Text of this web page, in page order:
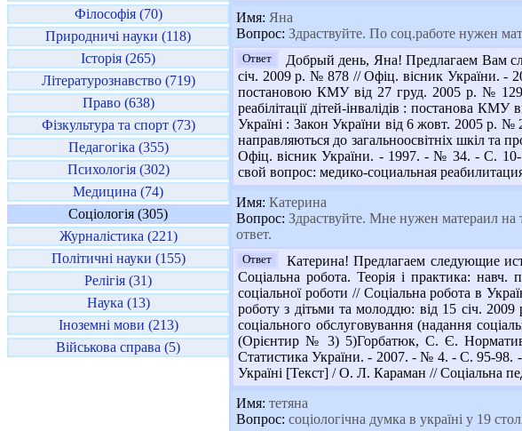
Філософія (70)
Природничі науки (118)
Історія (265)
Літературознавство (719)
Право (638)
Фізкультура та спорт (73)
Педагогіка (355)
Психологія (302)
Медицина (74)
Соціологія (305)
Журналістика (221)
Політичні науки (155)
Релігія (31)
Наука (13)
Іноземні мови (213)
Військова справа (5)
Имя: Яна
Вопрос: Здраствуйте. По соц.работе нужен
Ответ
Добрый день, Яна! Предлагаем Вам
січ. 2009 р. № 878 // Офіц. вісник України. -
постановою КМУ від 27 груд. 2005 р. №
реабілітації дітей-інвалідів : постанова
Україні : Закон України від 6 жовт. 2005 р. №
направляються до загальноосвітніх шкіл та
Офіц. вісник України. - 1997. - № 34. - С. 10-
свой вопрос: медико-социальная
Имя: Катерина
Вопрос: Здраствуйте. Мне нужен матераил на
ответ.
Ответ
Катерина! Предлагаем следующие
Соціальна робота. Теорія і практика:
соціальної роботи // Соціальна робота в
роботу з дітьми та молоддю: від 15 січ.
соціального обслуговування (надання
(Орієнтир № 3) 5)Горбатюк, С. Є.
Статистика України. - 2007. - № 4. - С. 95-98. -
Україні [Текст] / О. Л. Караман // Соціальна
Имя: тетяна
Вопрос: соціологічна думка в україні у 19